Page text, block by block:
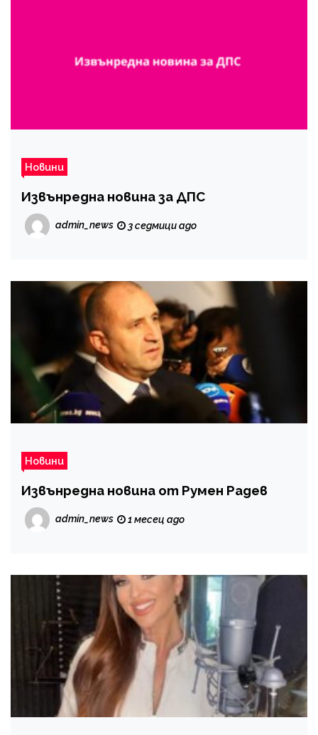
Новини
Извънредна новина за ДПС
admin_news 3 седмици ago
Новини
Извънредна новина от Румен Радев
admin_news 1 месец ago